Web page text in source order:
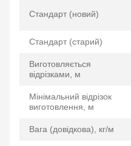
Стандарт (новий)
Стандарт (старий)
Виготовляється
відрізками, м
Мінімальний відрізок
виготовлення, м
Вага (довідкова), кг/м